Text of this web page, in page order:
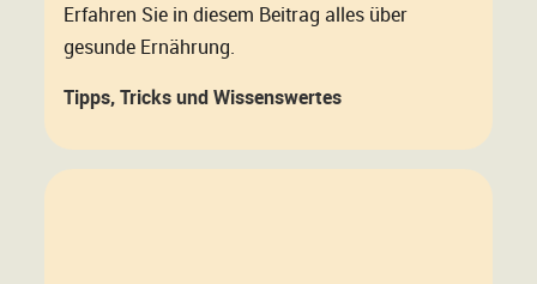
Erfahren Sie in diesem Beitrag alles über
gesunde Ernährung.
Tipps, Tricks und Wissenswertes